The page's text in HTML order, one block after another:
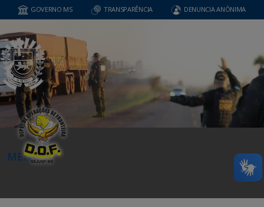
GOVERNO MS TRANSPARÊNCIA DENUNCIA ANÔNIMA
MENU